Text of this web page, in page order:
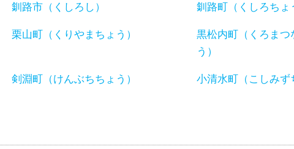
釧路市（くしろし） 釧路町（くしろちょ
栗山町（くりやまちょう）
黒松内町（くろまつ
う）
剣淵町（けんぶちちょう） 小清水町（こしみず